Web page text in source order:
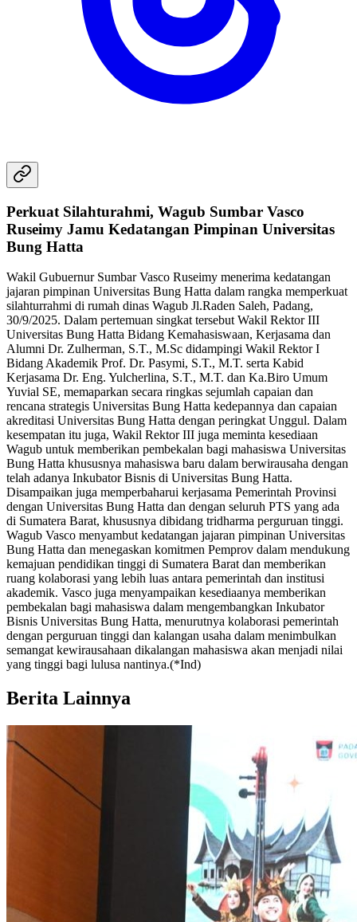
Perkuat Silahturahmi, Wagub Sumbar Vasco
Ruseimy Jamu Kedatangan Pimpinan Universitas
Bung Hatta
Wakil Gubuernur Sumbar Vasco Ruseimy menerima kedatangan
jajaran pimpinan Universitas Bung Hatta dalam rangka memperkuat
silahturrahmi di rumah dinas Wagub Jl.Raden Saleh, Padang,
30/9/2025. Dalam pertemuan singkat tersebut Wakil Rektor III
Universitas Bung Hatta Bidang Kemahasiswaan, Kerjasama dan
Alumni Dr. Zulherman, S.T., M.Sc didampingi Wakil Rektor I
Bidang Akademik Prof. Dr. Pasymi, S.T., M.T. serta Kabid
Kerjasama Dr. Eng. Yulcherlina, S.T., M.T. dan Ka.Biro Umum
Yuvial SE, memaparkan secara ringkas sejumlah capaian dan
rencana strategis Universitas Bung Hatta kedepannya dan capaian
akreditasi Universitas Bung Hatta dengan peringkat Unggul. Dalam
kesempatan itu juga, Wakil Rektor III juga meminta kesediaan
Wagub untuk memberikan pembekalan bagi mahasiswa Universitas
Bung Hatta khususnya mahasiswa baru dalam berwirausaha dengan
telah adanya Inkubator Bisnis di Universitas Bung Hatta.
Disampaikan juga memperbaharui kerjasama Pemerintah Provinsi
dengan Universitas Bung Hatta dan dengan seluruh PTS yang ada
di Sumatera Barat, khususnya dibidang tridharma perguruan tinggi.
Wagub Vasco menyambut kedatangan jajaran pimpinan Universitas
Bung Hatta dan menegaskan komitmen Pemprov dalam mendukung
kemajuan pendidikan tinggi di Sumatera Barat dan memberikan
ruang kolaborasi yang lebih luas antara pemerintah dan institusi
akademik. Vasco juga menyampaikan kesediaanya memberikan
pembekalan bagi mahasiswa dalam mengembangkan Inkubator
Bisnis Universitas Bung Hatta, menurutnya kolaborasi pemerintah
dengan perguruan tinggi dan kalangan usaha dalam menimbulkan
semangat kewirausahaan dikalangan mahasiswa akan menjadi nilai
yang tinggi bagi lulusa nantinya.(*Ind)
Berita Lainnya